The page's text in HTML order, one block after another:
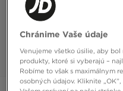
Chránime Vaše údaje
Venujeme všetko úsilie, aby
produkty, ktoré si vyberajú –
Robíme to však s maximálnym
osobných údajov. Kliknite